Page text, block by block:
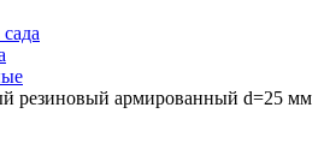
резиновый армированный d=25 мм